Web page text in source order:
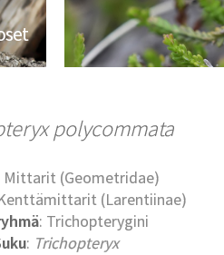
polycommata
Mittarit (Geometridae)
(Larentiinae)
: Trichopterygini
: Trichopteryx